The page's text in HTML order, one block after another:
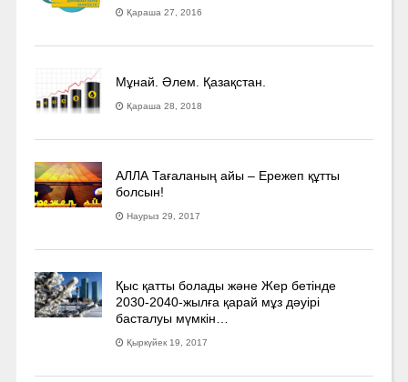
Қараша 27, 2016
Мұнай. Әлем. Қазақстан.
Қараша 28, 2018
АЛЛА Тағаланың айы – Ережеп құтты
болсын!
Наурыз 29, 2017
Қыс қатты болады және Жер бетінде
2030-2040­-жылға қарай мұз дәуірі
басталуы мүмкін…
Қыркүйек 19, 2017